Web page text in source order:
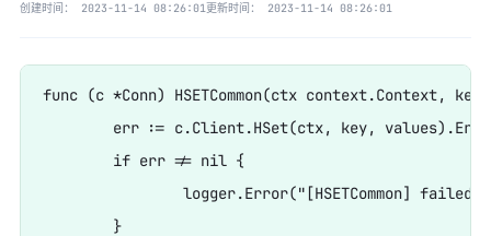
创建时间： 2023-11-14 08:26:01更新时间： 2023-11-14 08:26:01
func (c *Conn) HSETCommon(ctx